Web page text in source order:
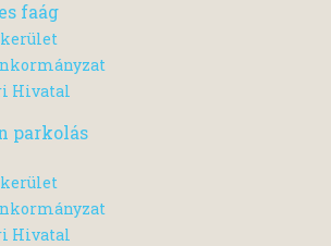
faág
kerület
Hivatal
parkolás
Hivatal